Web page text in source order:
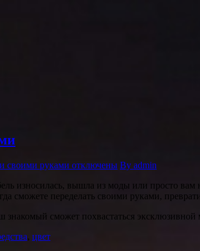
своими руками отключены By admin
износилась, вышла из моды или просто вам
сможете переделать своими руками,
знакомый сможет похвастаться эксклюзивной
, цвет